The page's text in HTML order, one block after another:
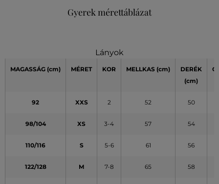
Gyerek mérettáblázat
Lányok
MAGASSÁG (cm) MÉRET KOR MELLKAS (cm)
DERÉK
(cm)
92 XXS 2 52 50
98/104 XS 3-4 57 54
110/116 S 5-6 61 56
122/128 M 7-8 65 58